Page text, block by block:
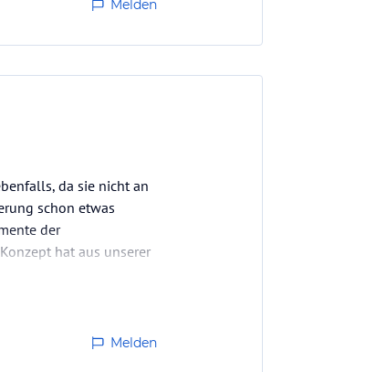
Melden
da sie nicht an
schon etwas
der
hat aus unserer
Melden